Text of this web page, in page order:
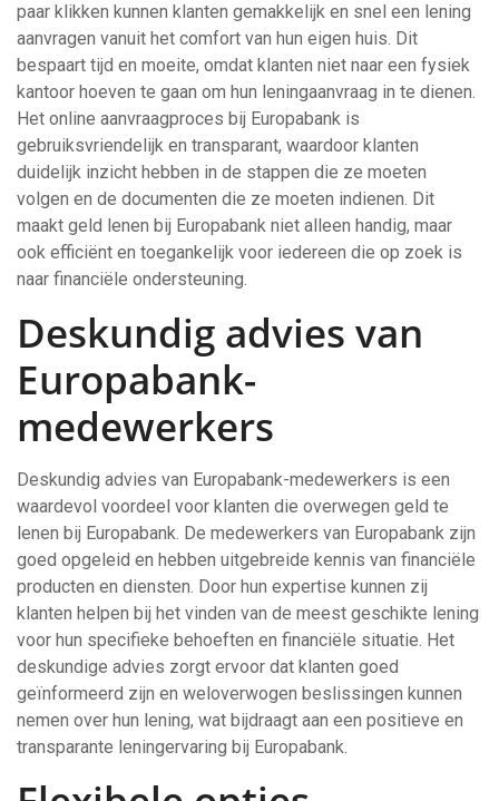
paar klikken kunnen klanten gemakkelijk en snel een lening
aanvragen vanuit het comfort van hun eigen huis. Dit
bespaart tijd en moeite, omdat klanten niet naar een fysiek
kantoor hoeven te gaan om hun leningaanvraag in te dienen.
Het online aanvraagproces bij Europabank is
gebruiksvriendelijk en transparant, waardoor klanten
duidelijk inzicht hebben in de stappen die ze moeten
volgen en de documenten die ze moeten indienen. Dit
maakt geld lenen bij Europabank niet alleen handig, maar
ook efficiënt en toegankelijk voor iedereen die op zoek is
naar financiële ondersteuning.
Deskundig advies van
Europabank-
medewerkers
Deskundig advies van Europabank-medewerkers is een
waardevol voordeel voor klanten die overwegen geld te
lenen bij Europabank. De medewerkers van Europabank zijn
goed opgeleid en hebben uitgebreide kennis van financiële
producten en diensten. Door hun expertise kunnen zij
klanten helpen bij het vinden van de meest geschikte lening
voor hun specifieke behoeften en financiële situatie. Het
deskundige advies zorgt ervoor dat klanten goed
geïnformeerd zijn en weloverwogen beslissingen kunnen
nemen over hun lening, wat bijdraagt aan een positieve en
transparante leningervaring bij Europabank.